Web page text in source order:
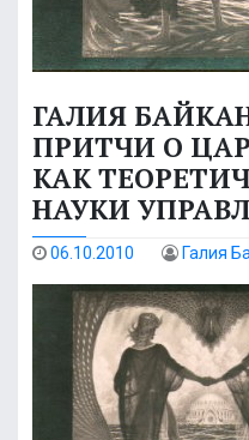
ГАЛИЯ
ПРИТЧИ О
КАК
НАУКИ
06.10.2010 Галия